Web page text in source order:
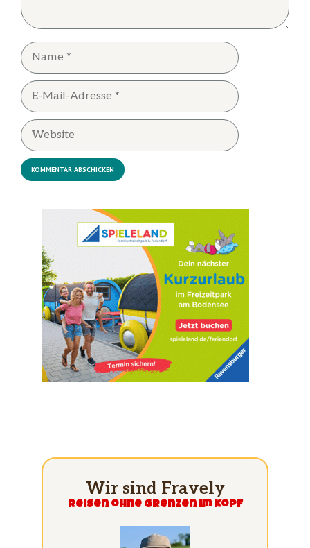
Name
E-
Mail-
Adresse
Website
Wir sind Fravely
Reisen ohne grenzen im Kopf